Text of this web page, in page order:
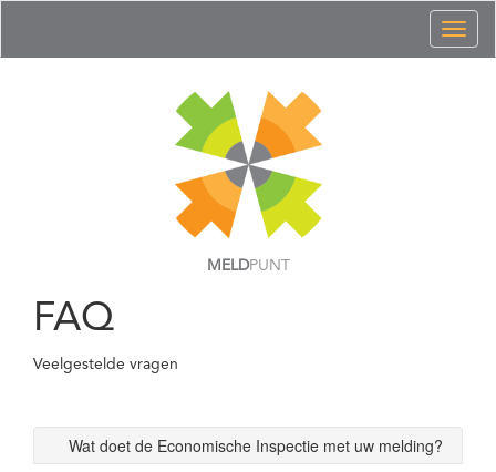
MELDPUNT
FAQ
Veelgestelde vragen
Wat doet de Economische Inspectie met uw melding?